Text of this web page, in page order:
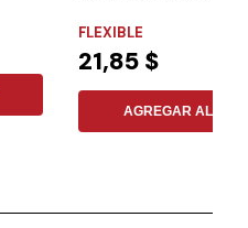
FLEXIBLE
21,85 $
AGREGAR AL